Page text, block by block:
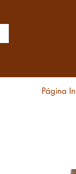
Página